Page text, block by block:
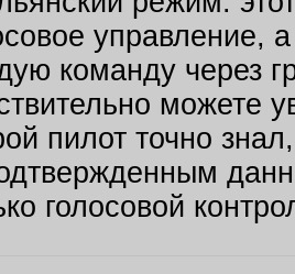
управление,
команду через
можете
пилот точно
голосовой